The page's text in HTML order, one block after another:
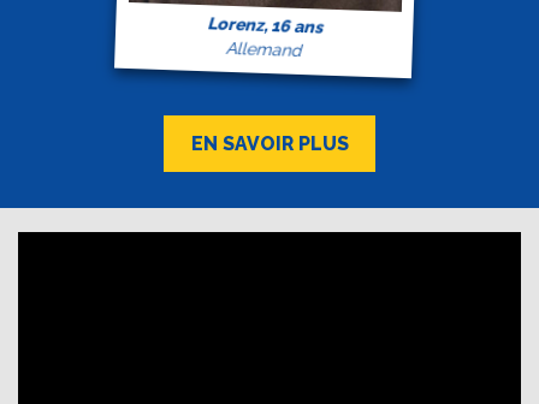
Lorenz, 16 ans
Allemand
EN SAVOIR PLUS